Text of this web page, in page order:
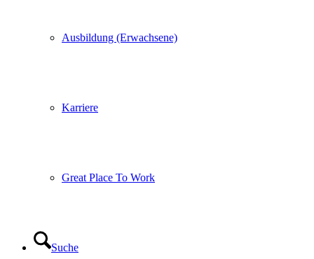
Ausbildung (Erwachsene)
Karriere
Great Place To Work
Suche